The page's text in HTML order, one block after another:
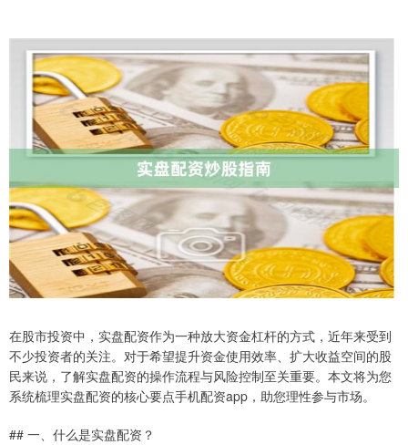
在股市投资中，实盘配资作为一种放大资金杠杆的方式，近年来受到
不少投资者的关注。对于希望提升资金使用效率、扩大收益空间的股
民来说，了解实盘配资的操作流程与风险控制至关重要。本文将为您
系统梳理实盘配资的核心要点手机配资app，助您理性参与市场。
## 一、什么是实盘配资？